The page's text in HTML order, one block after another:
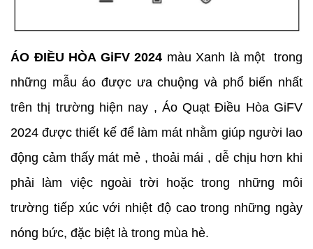
ÁO ĐIỀU HÒA GiFV 2024 màu Xanh là một trong
những mẫu áo được ưa chuộng và phổ biến nhất
trên thị trường hiện nay , Áo Quạt Điều Hòa GiFV
2024 được thiết kế để làm mát nhằm giúp người lao
động cảm thấy mát mẻ , thoải mái , dễ chịu hơn khi
phải làm việc ngoài trời hoặc trong những môi
trường tiếp xúc với nhiệt độ cao trong những ngày
nóng bức, đặc biệt là trong mùa hè.